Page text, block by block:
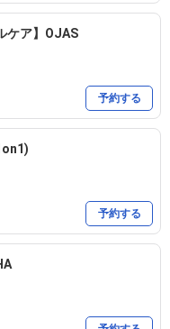
やご要望に合わせてご提
ケア】OJAS
予約する
予約する